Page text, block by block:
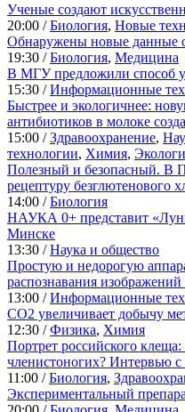
Ученые создают
20:00 /Биология, Новые
Обнаружены новые данные
19:30 /Биология, Медицина
В МГУ предложили способ
15:30 /Информационные
Быстрее и экологичнее:
антибиотиков в молоке
15:00 /Здравоохранение,
технологии, Химия,
Полезный и безопасный. В
рецептуру безглютенового
14:00 /Биология
НАУКА 0+ представит
Минске
13:30 /Наука и общество
Простую и недорогую
распознавания
13:00 /Информационные
CO2 увеличивает добычу
12:30 /Физика, Химия
Портрет российского
членистоногих? Интервью
11:00 /Биология,
Экспериментальный